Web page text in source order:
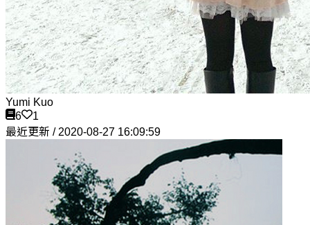
Yumi Kuo
6
1
最近更新 / 2020-08-27 16:09:59